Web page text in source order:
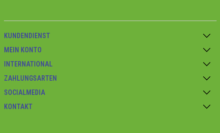
KUNDENDIENST
MEIN KONTO
INTERNATIONAL
ZAHLUNGSARTEN
SOCIALMEDIA
KONTAKT